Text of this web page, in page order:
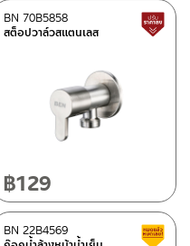
สินค้าปรับราคาลดลง
สต็อปวาล์วสแตนเลส
BN 70B5858
฿129
สินค้าลดราคา เคลียร์สต็อก
BN 22B4569